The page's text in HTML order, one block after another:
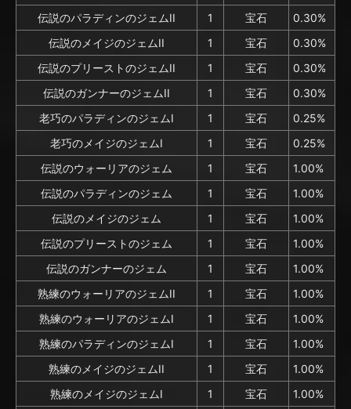
伝説のパラディンのジェムII
1 宝石
0.30%
伝説のメイジのジェムII
1 宝石
0.30%
伝説のプリーストのジェムII
1 宝石
0.30%
伝説のガンナーのジェムII
1 宝石
0.30%
老巧のパラディンのジェムI
1 宝石
0.25%
老巧のメイジのジェムI
1 宝石
0.25%
伝説のウォーリアのジェム
1 宝石
1.00%
伝説のパラディンのジェム
1 宝石
1.00%
伝説のメイジのジェム
1 宝石
1.00%
伝説のプリーストのジェム
1 宝石
1.00%
伝説のガンナーのジェム
1 宝石
1.00%
熟練のウォーリアのジェムII
1 宝石
1.00%
熟練のウォーリアのジェムI
1 宝石
1.00%
熟練のパラディンのジェムI
1 宝石
1.00%
熟練のメイジのジェムII
1 宝石
1.00%
熟練のメイジのジェムI
1 宝石 1.00%